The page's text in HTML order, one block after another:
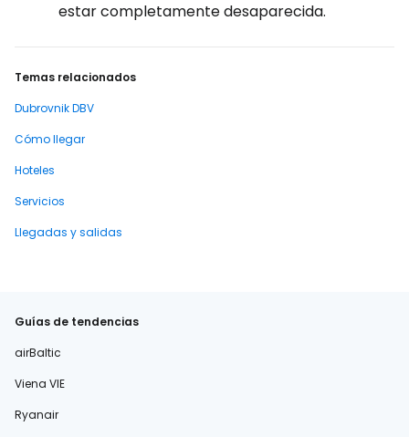
estar completamente desaparecida.
Temas relacionados
Dubrovnik DBV
Cómo llegar
Hoteles
Servicios
Llegadas y salidas
Guías de tendencias
airBaltic
Viena VIE
Ryanair